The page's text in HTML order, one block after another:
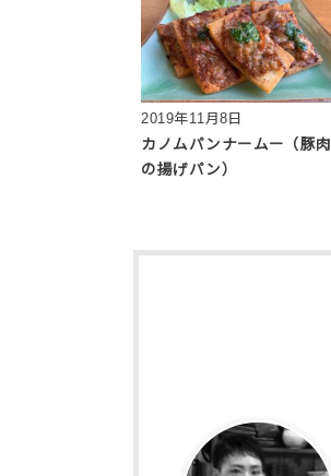
2019年11月8日
カノムパンナームー（豚肉
の揚げパン）